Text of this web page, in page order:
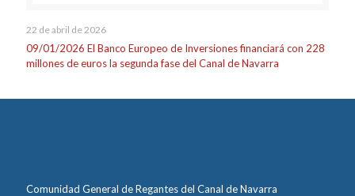
22 de abril de 2026
09/01/2026 El Banco Europeo de Inversiones financiará con 228
millones de euros la segunda fase del Canal de Navarra
Comunidad General de Regantes del Canal de Navarra